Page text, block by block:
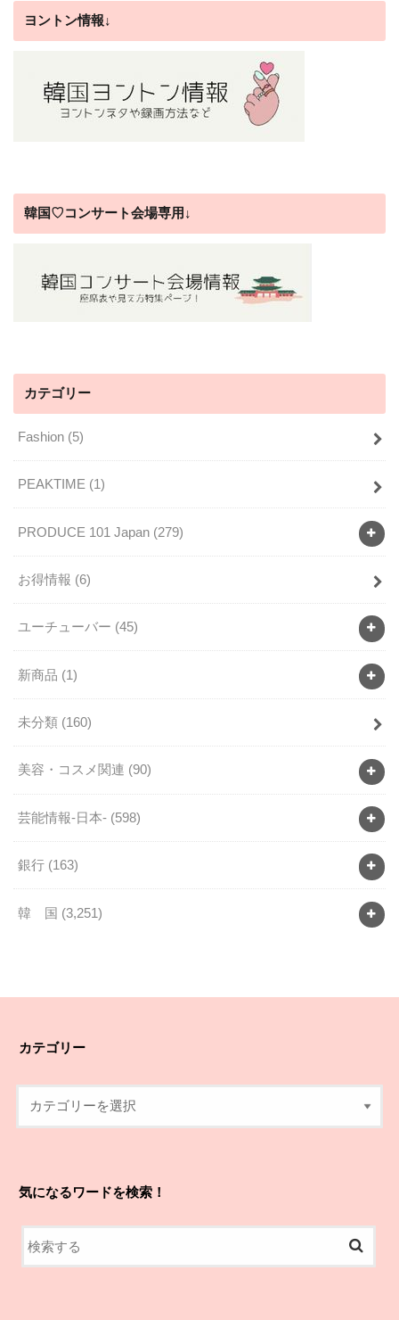
ヨントン情報↓
韓国♡コンサート会場専用↓
カテゴリー
Fashion (5)
PEAKTIME (1)
PRODUCE 101 Japan (279)
お得情報 (6)
ユーチューバー (45)
新商品 (1)
未分類 (160)
美容・コスメ関連 (90)
芸能情報-日本- (598)
銀行 (163)
韓 国 (3,251)
カテゴリー
気になるワードを検索！